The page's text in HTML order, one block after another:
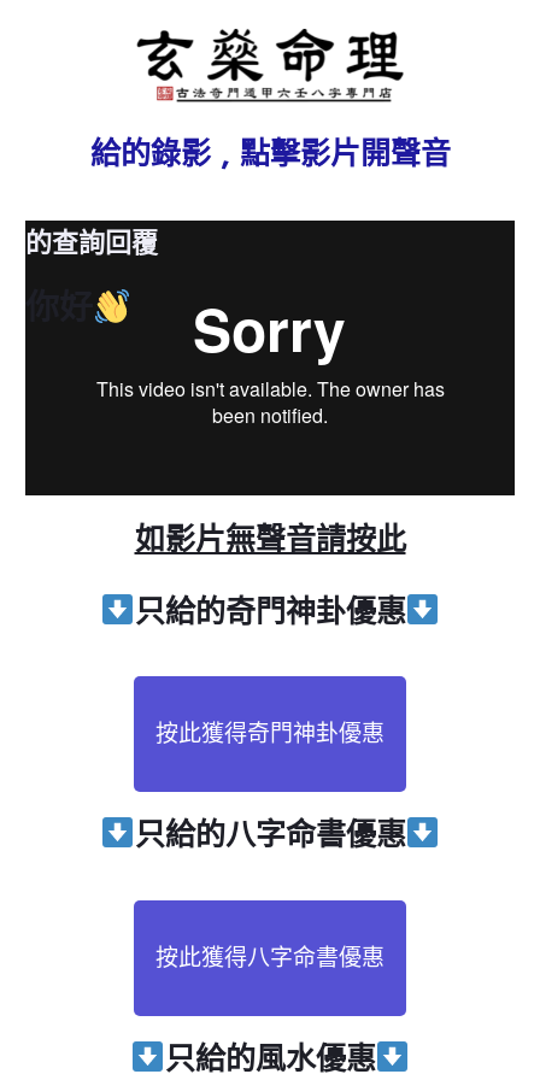
給的錄影 , 點擊影片開聲音
的查詢回覆
如影片無聲音請按此
只給的奇門神卦優惠
按此獲得奇門神卦優惠
只給的八字命書優惠
按此獲得八字命書優惠
只給的風水優惠